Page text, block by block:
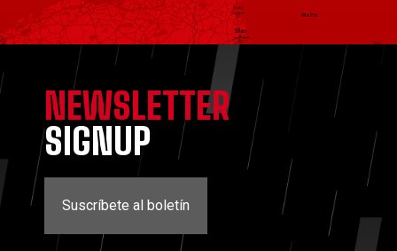
NEWSLETTER
SIGNUP
Suscríbete al boletín